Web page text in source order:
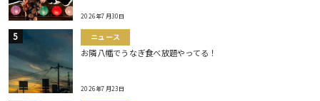
2026年7月30日
ニュース
お隣八幡でうなぎ食べ放題やってる！
2026年7月23日